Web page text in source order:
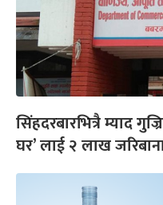
सिंहदरबारभित्रै म्याद
घर’ लाई २ लाख